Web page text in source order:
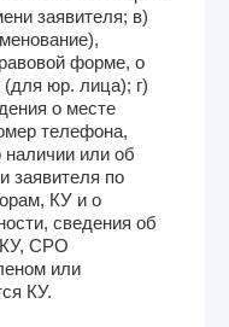
заявителя; в)
форме, о
(для юр. лица); г)
о месте
телефона,
или об
заявителя по
КУ и о
сведения об
КУ, СРО
или
КУ.